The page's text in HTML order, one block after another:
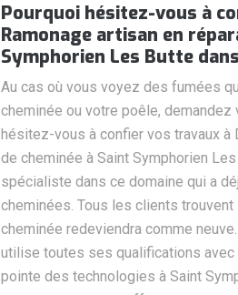
Pourquoi hésitez-vous à
Ramonage artisan en
Symphorien Les Butte
Au cas où vous voyez des fumées
cheminée ou votre poêle, demandez
hésitez-vous à confier vos travaux à
de cheminée à Saint Symphorien
spécialiste dans ce domaine qui a
cheminées. Tous les clients
cheminée redeviendra comme
utilise toutes ses qualifications
pointe des technologies à Saint